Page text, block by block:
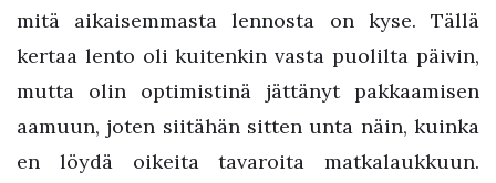
mitä aikaisemmasta lennosta on kyse. Tällä
kertaa lento oli kuitenkin vasta puolilta päivin,
mutta olin optimistinä jättänyt pakkaamisen
aamuun, joten siitähän sitten unta näin, kuinka
en löydä oikeita tavaroita matkalaukkuun.